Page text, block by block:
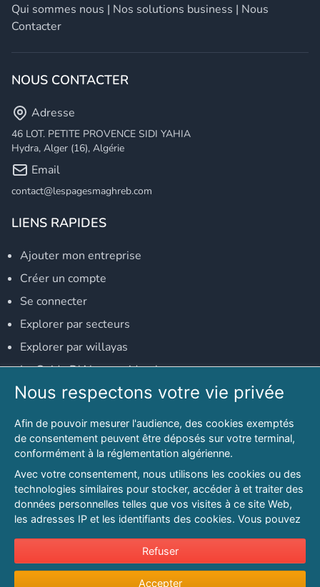
Qui sommes nous | Nos solutions business | Nous
Contacter
NOUS CONTACTER
Adresse
46 LOT. PETITE PROVENCE SIDI YAHIA
Hydra, Alger (16), Algérie
Email
contact@lespagesmaghreb.com
LIENS RAPIDES
Ajouter mon entreprise
Créer un compte
Se connecter
Explorer par secteurs
Explorer par willayas
Le Guide D'Alger, guide-alger.com
NOS RÉSEAUX SOCIAUX
Notre page Facebook
Notre page LinkedIn
Notre page Instagram
Notre page Twitter
© 2026 PAGESMAGHREB.COM. ALL RIGHTS RESERVED
Conditions générales d'utilisation
Nous respectons votre vie privée
Afin de pouvoir mesurer l'audience, des cookies exemptés
de consentement peuvent être déposés sur votre terminal,
conformément à la réglementation algérienne.
Avec votre consentement, nous utilisons les cookies ou des
technologies similaires pour stocker, accéder à et traiter des
données personnelles telles que vos visites à ce site Web,
les adresses IP et les identifiants des cookies. Vous pouvez
sur l'intérêt légitime à tout moment en cliquant sur « Refuser
».
Pour en savoir plus sur notre politique en matière de cookies
Refuser
Accepter